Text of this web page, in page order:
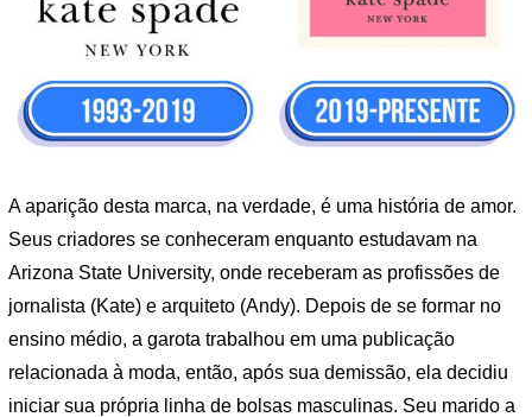
A aparição desta marca, na verdade, é uma história de amor.
Seus criadores se conheceram enquanto estudavam na
Arizona State University, onde receberam as profissões de
jornalista (Kate) e arquiteto (Andy). Depois de se formar no
ensino médio, a garota trabalhou em uma publicação
relacionada à moda, então, após sua demissão, ela decidiu
iniciar sua própria linha de bolsas masculinas. Seu marido a